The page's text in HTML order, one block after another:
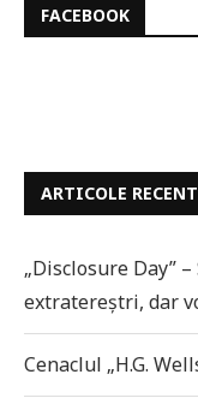
FACEBOOK
ARTICOLE
„Disclosure Day”
extratereștri, dar
Cenaclul „H.G.